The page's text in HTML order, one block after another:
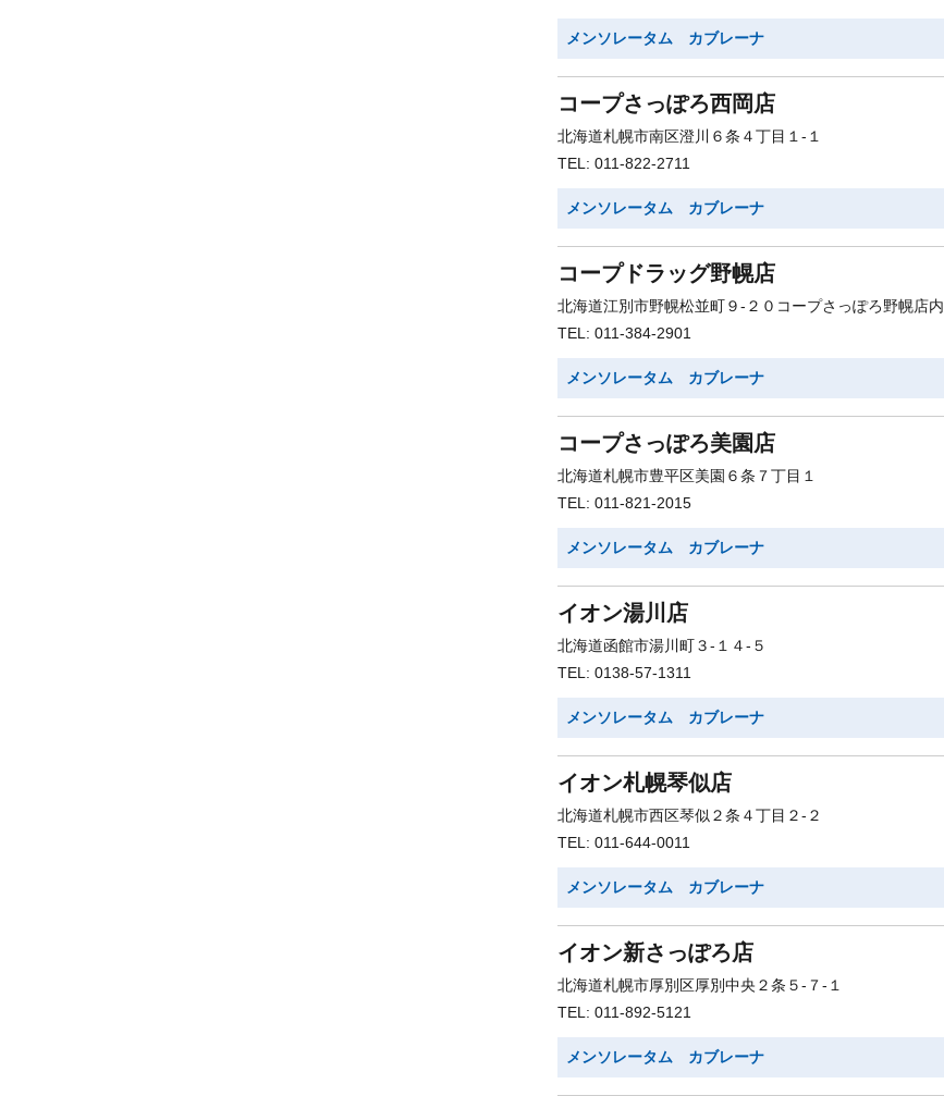
メンソレータム カブレーナ
コープさっぽろ西岡店
北海道札幌市南区澄川６条４丁目１-１
TEL: 011-822-2711
メンソレータム カブレーナ
コープドラッグ野幌店
北海道江別市野幌松並町９-２０コープさっぽろ野幌店内
TEL: 011-384-2901
メンソレータム カブレーナ
コープさっぽろ美園店
北海道札幌市豊平区美園６条７丁目１
TEL: 011-821-2015
メンソレータム カブレーナ
イオン湯川店
北海道函館市湯川町３-１４-５
TEL: 0138-57-1311
メンソレータム カブレーナ
イオン札幌琴似店
北海道札幌市西区琴似２条４丁目２-２
TEL: 011-644-0011
メンソレータム カブレーナ
イオン新さっぽろ店
北海道札幌市厚別区厚別中央２条５-７-１
TEL: 011-892-5121
メンソレータム カブレーナ